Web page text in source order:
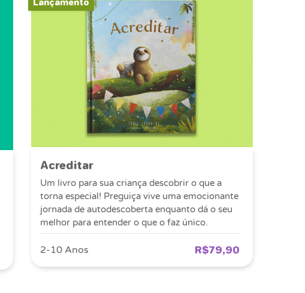
Acreditar
Um livro para sua criança descobrir o que a
torna especial! Preguiça vive uma emocionante
jornada de autodescoberta enquanto dá o seu
melhor para entender o que o faz único.
2-10 Anos R$79,90